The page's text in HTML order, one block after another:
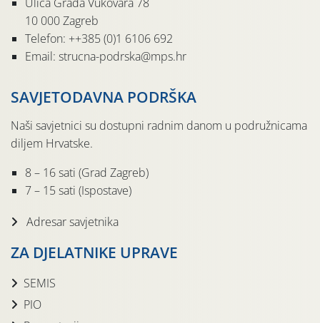
10 000 Zagreb
Telefon: ++385 (0)1 6106 692
Email: strucna-podrska@mps.hr
SAVJETODAVNA PODRŠKA
Naši savjetnici su dostupni radnim danom u podružnicama
diljem Hrvatske.
8 – 16 sati (Grad Zagreb)
7 – 15 sati (Ispostave)
Adresar savjetnika
ZA DJELATNIKE UPRAVE
SEMIS
PIO